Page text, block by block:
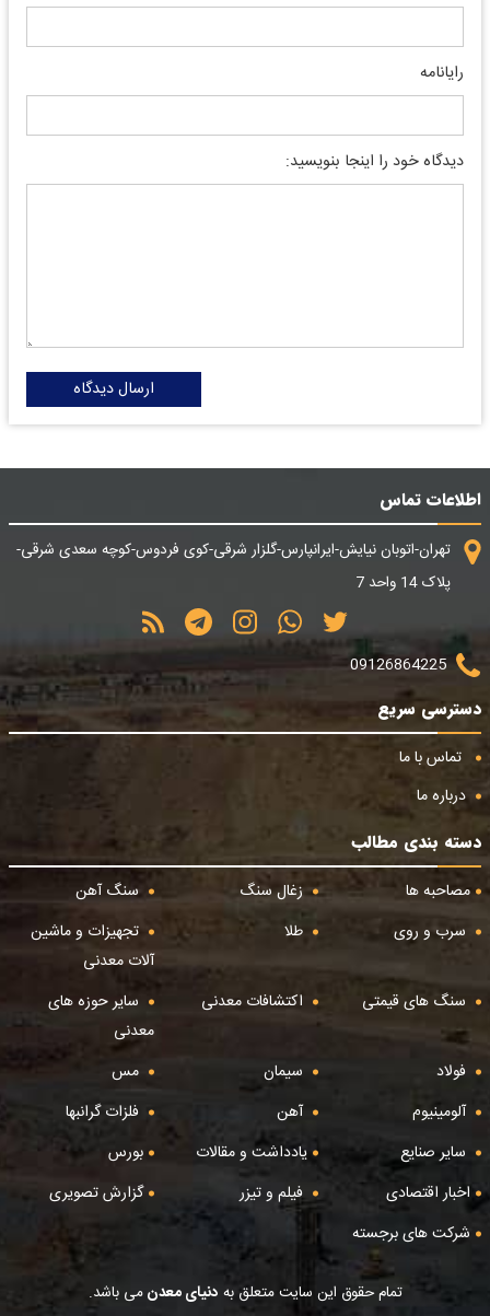
رایانامه
دیدگاه خود را اینجا بنویسید:
ارسال دیدگاه
اطلاعات تماس
تهران-اتوبان نیایش-ایرانپارس-گلزار شرقی-کوی فردوس-کوچه سعدی شرقی-
پلاک 14 واحد 7
09126864225
دسترسی سریع
تماس با ما
درباره ما
دسته بندی مطالب
مصاحبه ها
زغال سنگ
سنگ آهن
سرب و روی
طلا
تجهیزات و ماشین
آلات معدنی
سنگ های قیمتی
اکتشافات معدنی
سایر حوزه های
معدنی
فولاد
سیمان
مس
آلومینیوم
آهن
فلزات گرانبها
سایر صنایع
یادداشت و مقالات
بورس
اخبار اقتصادی
فیلم و تیزر
گزارش تصویری
شرکت های برجسته
تمام حقوق این سایت متعلق به دنیای معدنمی باشد.